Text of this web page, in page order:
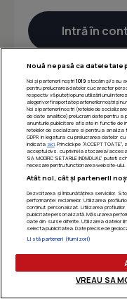
Nouă ne pasă ca datele
Noi și partenerii noștri 1019stocăm și/sau
pentru prelucrarea datelor cu caracter
respectiv vă puteți opune utilizării unui
alegeri vor fi raportate partenerilor noștri și
Noi si partenerii nostri (retelele de
de date analitice) prelucram date pentru
anunturile publicitare afisate in functie
retelelor de socializare si pentru a analiza
GDPR in legatura cu prelucrarea datelor
indicata aici. Prin click pe “ACCEPT
acceptul dvs. cu privire la stocarea/
SA MODIFIC SETARILE INDIVIDUAL”
necesare pentru functionarea website-ului.
Atât noi, cât și partenerii
Dezvoltarea și îmbunătățirea serviciilor.
performanței reclamelor. Utilizarea
conținut personalizat. Utilizarea
publicitate personalizată. Măsurarea
date din surse diferite. Utilizarea datelor
selecta publicitatea. Date precise de
Listă parteneri (furnizori)
VREAU SA